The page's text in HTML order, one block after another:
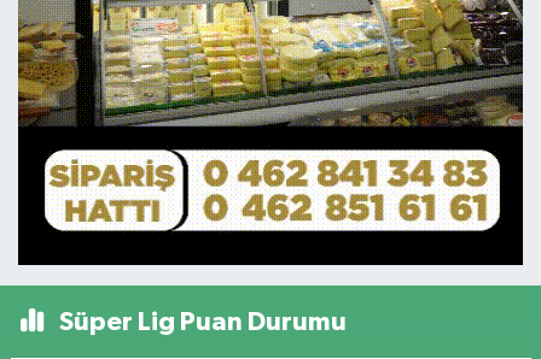
Süper Lig Puan Durumu